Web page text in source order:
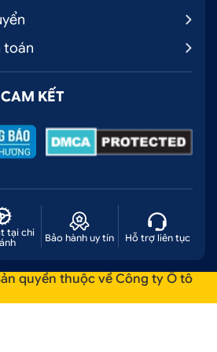
toán
KẾT
tại chi
Bảo hành uy tín Hỗ trợ liên tục
quyền thuộc về Công ty Ô tô